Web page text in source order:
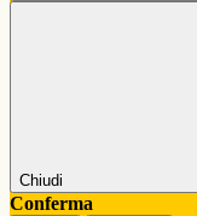
Chiudi
Conferma